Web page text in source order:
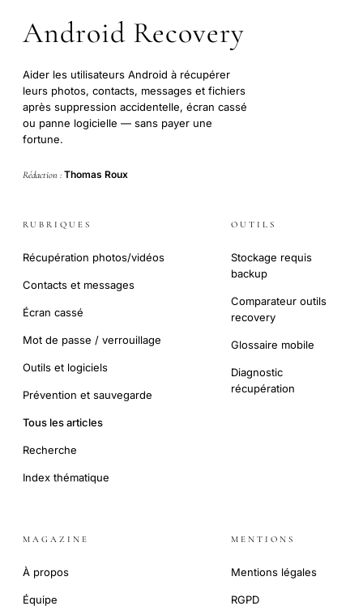
Android Recovery
Aider les utilisateurs Android à récupérer
leurs photos, contacts, messages et fichiers
après suppression accidentelle, écran cassé
ou panne logicielle — sans payer une
fortune.
Rédaction : Thomas Roux
RUBRIQUES
Récupération photos/vidéos
Contacts et messages
Écran cassé
Mot de passe / verrouillage
Outils et logiciels
Prévention et sauvegarde
Tous les articles
Recherche
Index thématique
OUTILS
Stockage requis
backup
Comparateur outils
recovery
Glossaire mobile
Diagnostic
récupération
MAGAZINE
À propos
Équipe
MENTIONS
Mentions légales
RGPD